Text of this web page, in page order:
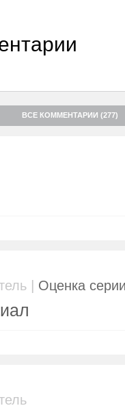
ВСЕ КОММЕНТАРИИ (277)
| Оценка